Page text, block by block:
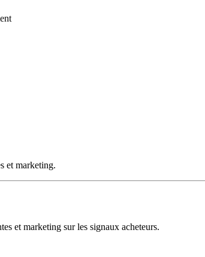
et marketing.
et marketing sur les signaux acheteurs.